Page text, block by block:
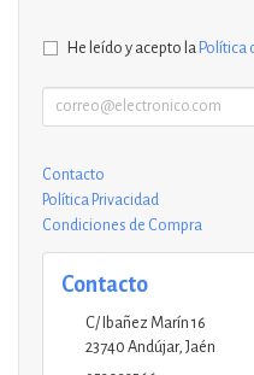
He leído y acepto la Política
Contacto
Política Privacidad
Condiciones de Compra
Contacto
C/ Ibañez Marín 16
23740 Andújar, Jaén